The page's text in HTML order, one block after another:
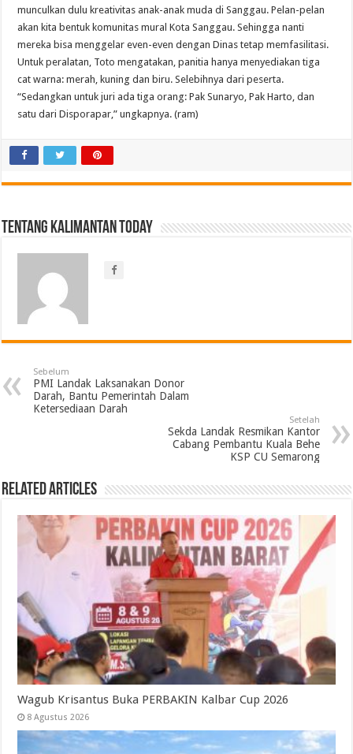
munculkan dulu kreativitas anak-anak muda di Sanggau. Pelan-pelan
akan kita bentuk komunitas mural Kota Sanggau. Sehingga nanti
mereka bisa menggelar even-even dengan Dinas tetap memfasilitasi.
Untuk peralatan, Toto mengatakan, panitia hanya menyediakan tiga
cat warna: merah, kuning dan biru. Selebihnya dari peserta.
“Sedangkan untuk juri ada tiga orang: Pak Sunaryo, Pak Harto, dan
satu dari Disporapar,” ungkapnya. (ram)
Tentang Kalimantan Today
Sebelum
PMI Landak Laksanakan Donor
Darah, Bantu Pemerintah Dalam
Ketersediaan Darah
Setelah
Sekda Landak Resmikan Kantor
Cabang Pembantu Kuala Behe
KSP CU Semarong
Related Articles
Wagub Krisantus Buka PERBAKIN Kalbar Cup 2026
8 Agustus 2026